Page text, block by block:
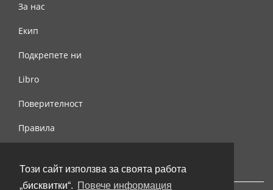
Този сайт използва за своята работа
„бисквитки“. Повече информация
За нас
Екип
Подкрепете ни
Libro
Поверителност
Правила